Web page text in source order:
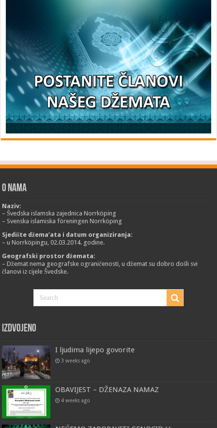
O nama
Naziv:
– Švedska islamska zajednica Norrköping
– Svenska islamiska föreningen Norrköping
Sjedište džema’ata i datum organiziranja:
– u Norrköpingu, 02.03.2014. godine.
Geografski prostor džemata:
– Džemat nema geografske ograničenosti, u džemat su dobro došli svi
članovi iz cijele Švedske.
Izdvojeno
I ljudima lijepo govorite
3 weeks ago
OBAVIJEST – DŽENAZA NAMAZ
4 weeks ago